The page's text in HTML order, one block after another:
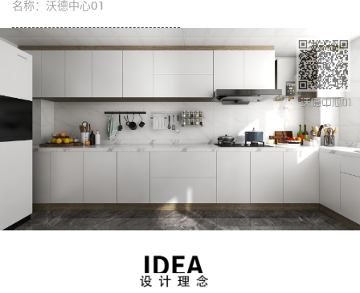
民用家具 沈阳板材
名称： 沃德中心01